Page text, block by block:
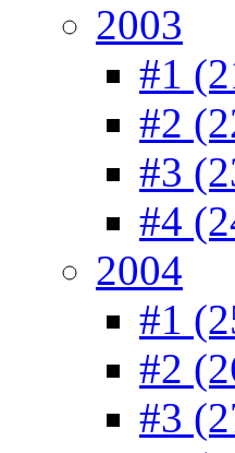
2003
#1
#2
#3
#4
2004
#1
#2
#3